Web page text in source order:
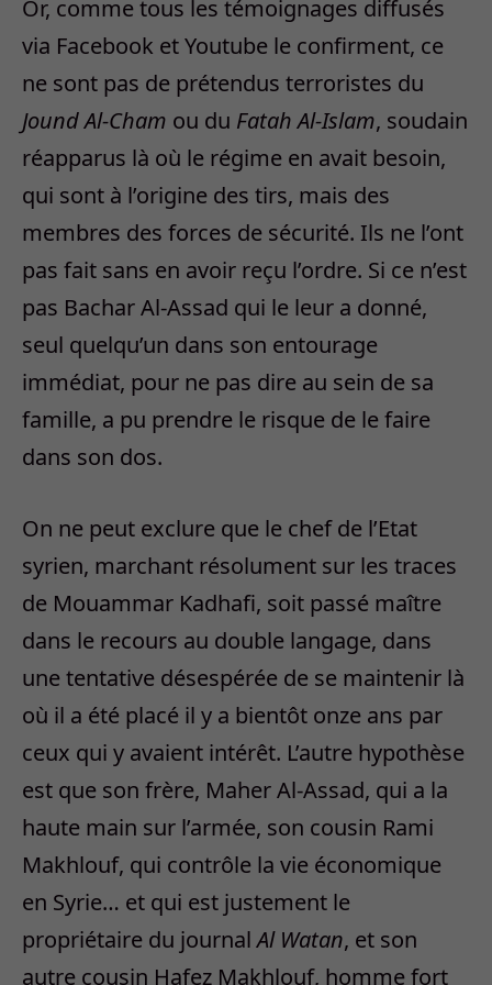
Or, comme tous les témoignages diffusés
via Facebook et Youtube le confirment, ce
ne sont pas de prétendus terroristes du
Jound Al-Cham ou du Fatah Al-Islam, soudain
réapparus là où le régime en avait besoin,
qui sont à l’origine des tirs, mais des
membres des forces de sécurité. Ils ne l’ont
pas fait sans en avoir reçu l’ordre. Si ce n’est
pas Bachar Al-Assad qui le leur a donné,
seul quelqu’un dans son entourage
immédiat, pour ne pas dire au sein de sa
famille, a pu prendre le risque de le faire
dans son dos.
On ne peut exclure que le chef de l’Etat
syrien, marchant résolument sur les traces
de Mouammar Kadhafi, soit passé maître
dans le recours au double langage, dans
une tentative désespérée de se maintenir là
où il a été placé il y a bientôt onze ans par
ceux qui y avaient intérêt. L’autre hypothèse
est que son frère, Maher Al-Assad, qui a la
haute main sur l’armée, son cousin Rami
Makhlouf, qui contrôle la vie économique
en Syrie… et qui est justement le
propriétaire du journalAl Watan, et son
autre cousin Hafez Makhlouf, homme fort